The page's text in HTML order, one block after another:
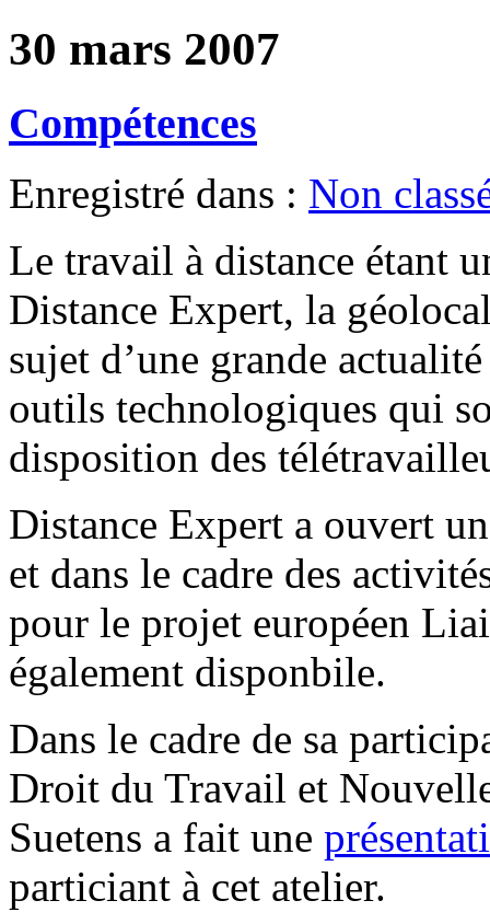
30 mars 2007
Compétences
Enregistré dans : Non
Le travail à distance étant
Distance Expert, la
sujet d’une grande
outils technologiques qui
disposition des
Distance Expert a ouvert
et dans le cadre des
pour le projet européen
également disponbile.
Dans le cadre de sa
Droit du Travail et
Suetens a fait une
particiant à cet atelier.